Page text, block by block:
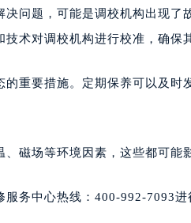
问题，可能是调校机构出现了
术对调校机构进行校准，确保
重要措施。定期保养可以及时
磁场等环境因素，这些都可能
务中心热线：400-992-7093进